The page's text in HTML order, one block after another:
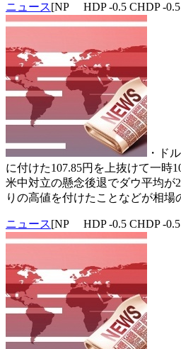
ニュース[NP HDP -0.5 CHDP -0.5
・ド
に付けた107.85円を上抜けて一時
米中対立の懸念後退でダウ平均が
りの高値を付けたことなどが相場
ニュース[NP HDP -0.5 CHDP -0.5